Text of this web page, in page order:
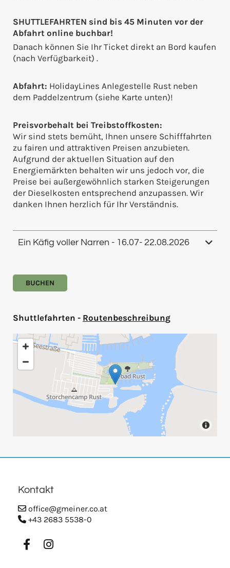
SHUTTLEFAHRTEN sind bis 45 Minuten vor der
Abfahrt online buchbar!
Danach können Sie Ihr Ticket direkt an Bord kaufen
(nach Verfügbarkeit) .
Abfahrt: HolidayLines Anlegestelle Rust neben
dem Paddelzentrum (siehe Karte unten)!
Preisvorbehalt bei Treibstoffkosten:
Wir sind stets bemüht, Ihnen unsere Schifffahrten
zu fairen und attraktiven Preisen anzubieten.
Aufgrund der aktuellen Situation auf den
Energiemärkten behalten wir uns jedoch vor, die
Preise bei außergewöhnlich starken Steigerungen
der Dieselkosten entsprechend anzupassen. Wir
danken Ihnen herzlich für Ihr Verständnis.
Ein Käfig voller Narren - 16.07- 22.08.2026
BUCHEN
Shuttlefahrten - Routenbeschreibung
Kontakt
 office@gmeiner.co.at
 +43 2683 5538-0